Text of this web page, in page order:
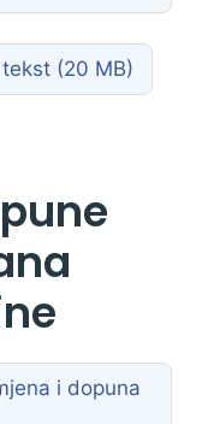
tekst
i dopuna